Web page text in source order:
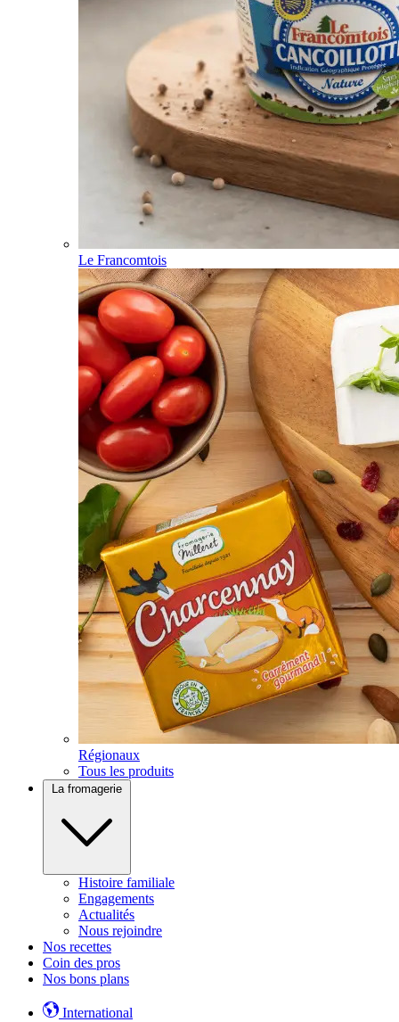
Le Francomtois
Régionaux
Tous les produits
La fromagerie
Histoire familiale
Engagements
Actualités
Nous rejoindre
Nos recettes
Coin des pros
Nos bons plans
International